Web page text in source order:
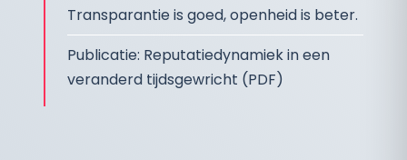
Transparantie is goed, openheid is beter.
Publicatie: Reputatiedynamiek in een
veranderd tijdsgewricht (PDF)